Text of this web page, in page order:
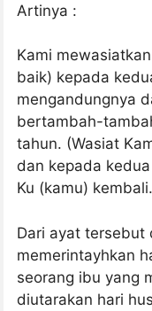
Artinya :
Kami
baik) kepada
mengandungnya
bertambah-
tahun. (Wasiat
dan kepada
Ku (kamu) kembali.
Dari ayat tersebut
memerintayhkan
seorang ibu yang
diutarakan hari